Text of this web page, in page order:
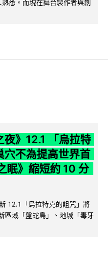
悉。而現在舞台製作者與創
夜》12.1 「烏拉特
穴不為提高世界首
眠》縮短約 10 分
12.1「烏拉特克的詛咒」將
區域「盤蛇島」、地城「毒牙